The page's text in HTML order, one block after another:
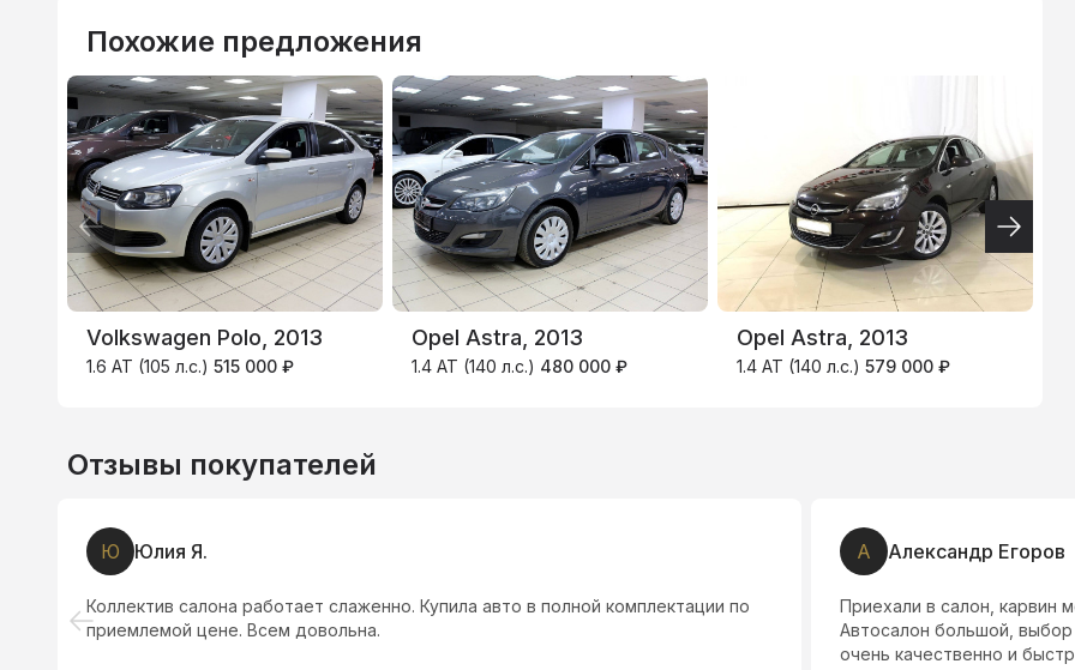
Похожие предложения
Volkswagen Polo, 2013
1.6 AT (105 л.с.) 515 000 ₽
Opel Astra, 2013
1.4 AT (140 л.с.) 480 000 ₽
Opel Astra, 2013
1.4 AT (140 л.с.) 579 000 ₽
ВТБ
3.9%
ТИНЬКОФФ
4.9%
Отзывы покупателей
А Александр Егоров
Приехали в салон, карвин мотрс. По приезду встретил менеджер Михаил.
Автосалон большой, выбор машин огромный. Михаил подобрал автомобиль,
И Инкогнито 5769
Даниилу респект, машин
Рекомендую!